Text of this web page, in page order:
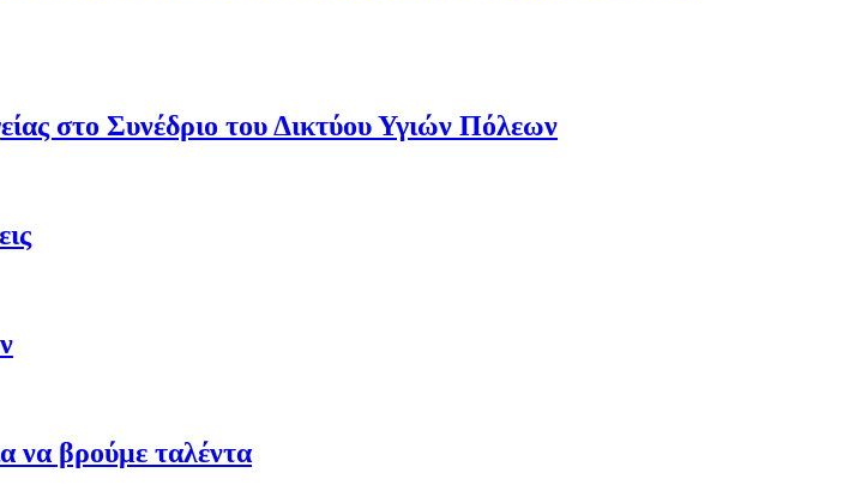
στο Συνέδριο του Δικτύου Υγιών Πόλεων
να βρούμε ταλέντα